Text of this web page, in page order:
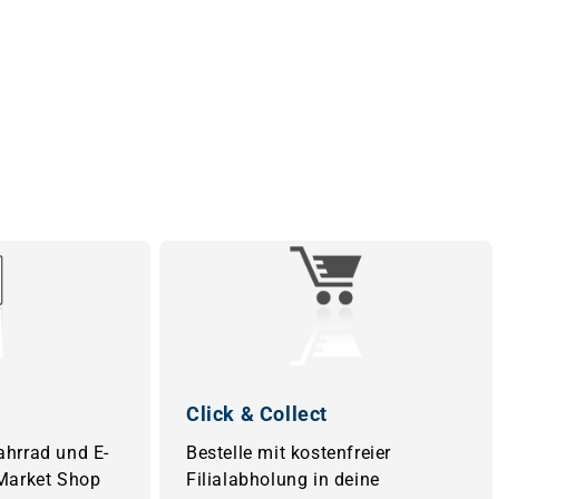
und E-
Shop
Click & Collect
Bestelle mit kostenfreier
Filialabholung in deine